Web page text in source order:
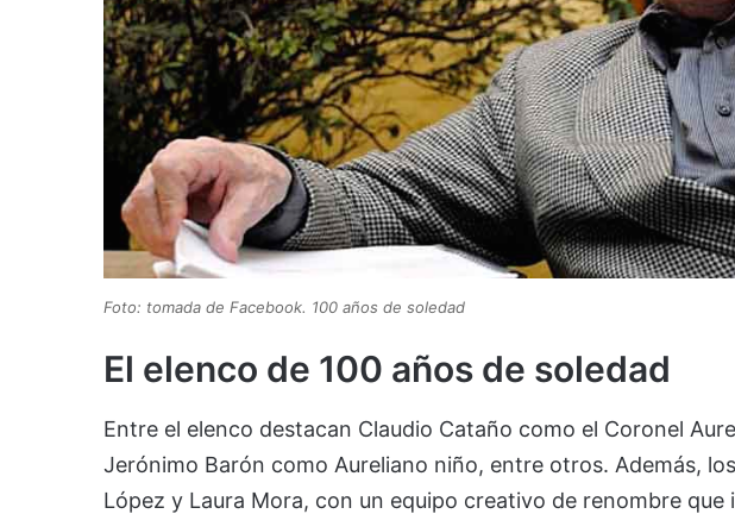
Foto: tomada de Facebook. 100 años de soledad
El elenco de 100 años de soledad
Entre el elenco destacan Claudio Cataño como el Coronel
Jerónimo Barón como Aureliano niño, entre otros. Además,
López y Laura Mora, con un equipo creativo de renombre que